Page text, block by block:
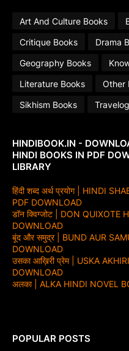
Art And Culture Books
Critique Books
Drama
Geography Books
Literature Books
Other
Sikhism Books
HINDIBOOK.IN -
HINDI BOOKS IN PDF
LIBRARY
हिंदी शब्द अर्थ प्रयोग | HINDI
PDF DOWNLOAD
डॉन क्विग्जोट | DON QUIXOTE
DOWNLOAD
बूंद और समुद्र | BUND AUR
DOWNLOAD
उसका आख़िरी प्रेम | USKA
DOWNLOAD
अलका | ALKA HINDI NOVEL
POPULAR POSTS